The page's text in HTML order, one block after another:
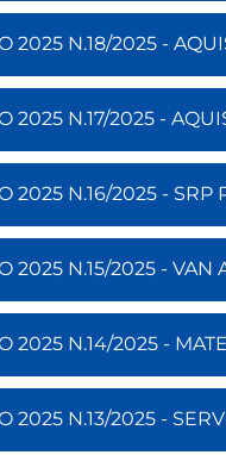
2025 N.18/2025 -
2025 N.17/2025 -
2025 N.16/2025 -
2025 N.15/2025 - VAN
2025 N.14/2025 -
2025 N.13/2025 -